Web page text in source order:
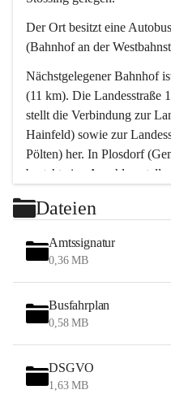
Der Ort besitzt eine
(Bahnhof an der
Nächstgelegener Bahnhof
(11 km). Die Landesstraße
stellt die Verbindung zur
Hainfeld) sowie zur
Pölten) her. In Plosdorf
besteht eine
Wien erreicht man in ca. 45
Stössing zählt noch zum
zum Naherholungsraum St.
„ihre Wiener“. Seit 1960
Wochenendhäuser im
waldreichen Jagdgebietes
Das Wandern ist aus
Tätigkeit. Das hügelige
Dateien
Amtssignatur
0,36 MB
Busfahrplan
0,58 MB
DSGVO
1,63 MB